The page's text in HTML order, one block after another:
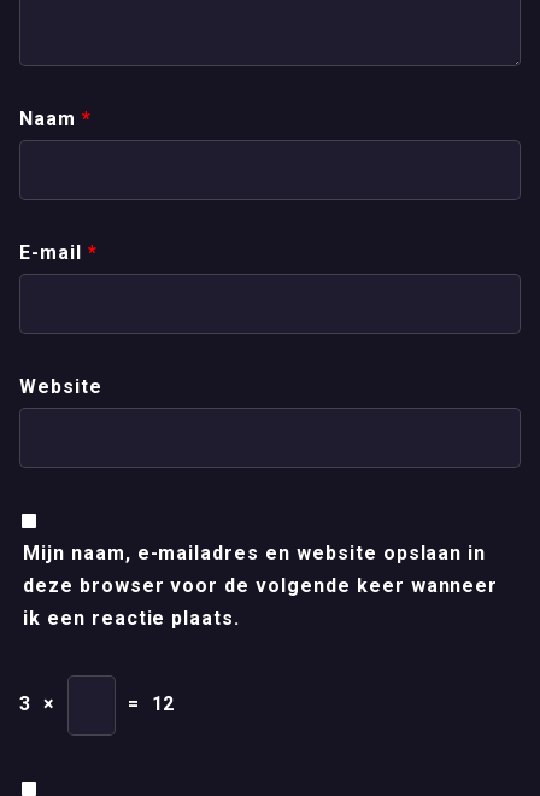
Naam *
E-mail *
Website
Mijn naam, e-mailadres en website opslaan in
deze browser voor de volgende keer wanneer
ik een reactie plaats.
3 × = 12